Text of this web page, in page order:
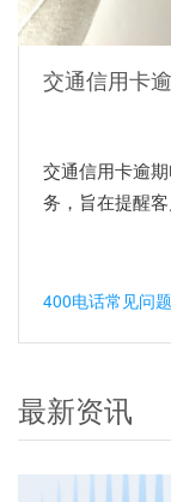
交通信用卡
交通信用卡逾
务，旨在提醒
400电话常见问题
最新资讯